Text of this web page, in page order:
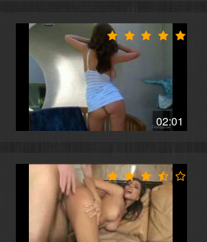
02:01